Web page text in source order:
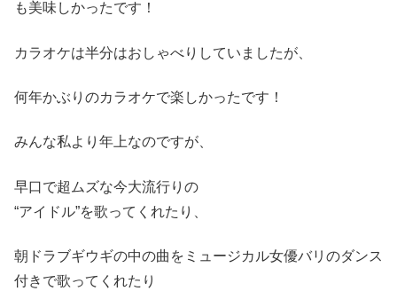
も美味しかったです！
カラオケは半分はおしゃべりしていましたが、
何年かぶりのカラオケで楽しかったです！
みんな私より年上なのですが、
早口で超ムズな今大流行りの
“アイドル”を歌ってくれたり、
朝ドラブギウギの中の曲をミュージカル女優バリのダンス
付きで歌ってくれたり